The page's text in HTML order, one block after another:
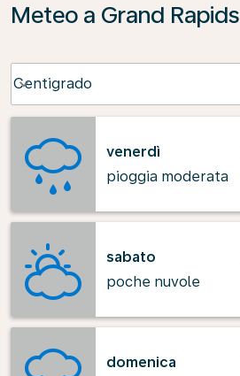
Meteo a Grand Rapids
Centigrado
keyboard_arrow_down
venerdì
pioggia moderata
sabato
poche nuvole
domenica